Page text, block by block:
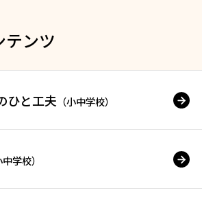
テンツ
ひと工夫 （小中学校）
中学校）